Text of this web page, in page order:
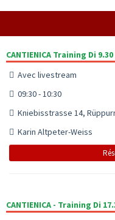
CANTIENICA Training Di
Avec livestream
09:30 - 10:30
Kniebisstrasse 14,
Karin Altpeter-Weiss
CANTIENICA - Training Di